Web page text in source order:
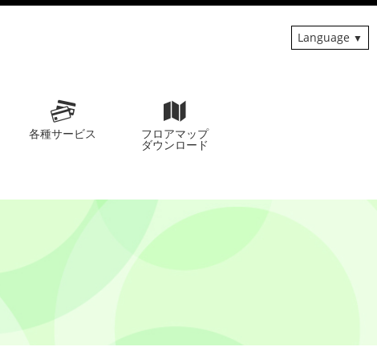
各種サービス フロアマップ
ダウンロード
Language